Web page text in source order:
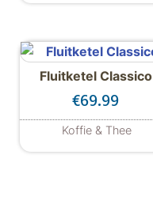
Fluitketel Classico
€69.99
Koffie & Thee